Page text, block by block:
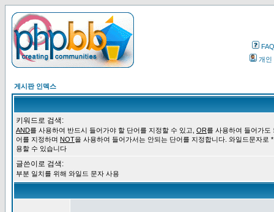
FAQ
개인
게시판 인덱스
키워드로 검색:
AND를 사용하여 반드시 들어가야 할 단어를 지정할 수 있고, OR를 사용하여 들어가도
어를 지정하며 NOT을 사용하여 들어가서는 안되는 단어를 지정합니다. 와일드문자로
용할 수 있습니다
글쓴이로 검색:
부분 일치를 위해 와일드 문자 사용